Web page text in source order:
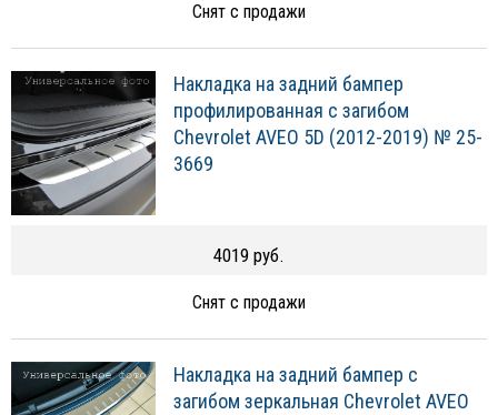
Снят с продажи
Накладка на задний бампер
профилированная с загибом
Chevrolet AVEO 5D (2012-2019) № 25-
3669
4019 руб.
Снят с продажи
Накладка на задний бампер с
загибом зеркальная Chevrolet AVEO